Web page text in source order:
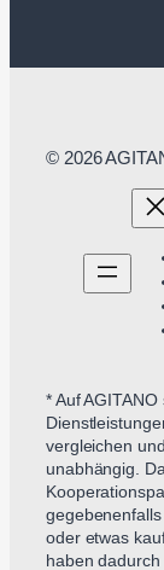
© 2026
* Auf
vergleichen
unabhängig.
oder etwas
haben